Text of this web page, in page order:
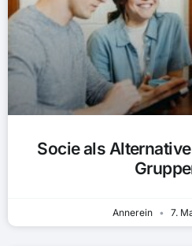
Socie als
Annerein 7.